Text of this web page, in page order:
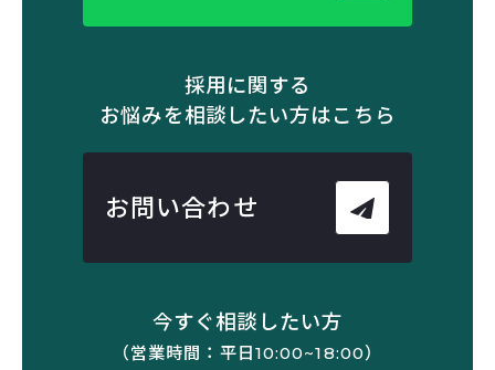
採用に関する
お悩みを相談したい方はこちら
お問い合わせ
今すぐ相談したい方
（営業時間：平日10:00~18:00）